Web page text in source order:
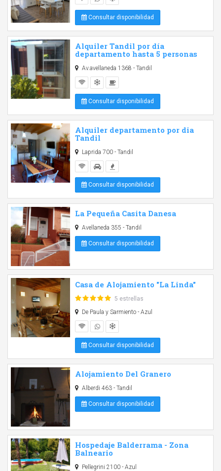
Consultar disponibilidad
Alquiler Tandil por día
departamento hasta 5 personas
Av.avellaneda 1368 - Tandil
Consultar disponibilidad
Alquiler departamento por dia
Tandil
Laprida 700 - Tandil
Consultar disponibilidad
La Pequeña Casita Danesa
Avellaneda 355 - Tandil
Consultar disponibilidad
Casa de Alojamiento "La Linda"
5 estrellas
De Paula y Sarmiento - Azul
Consultar disponibilidad
Alojamiento Del Granero
Alberdi 463 - Tandil
Consultar disponibilidad
Hospedaje Balderrama - Zona
Balneario
Pellegrini 2100 - Azul